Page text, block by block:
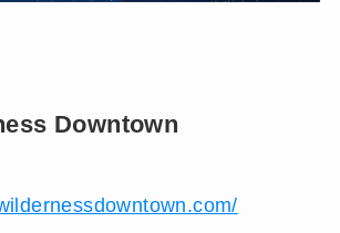
Downtown